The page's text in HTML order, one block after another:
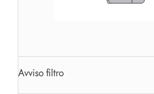
Avviso filtro